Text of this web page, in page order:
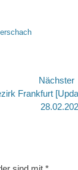
Nächster
Frankfurt